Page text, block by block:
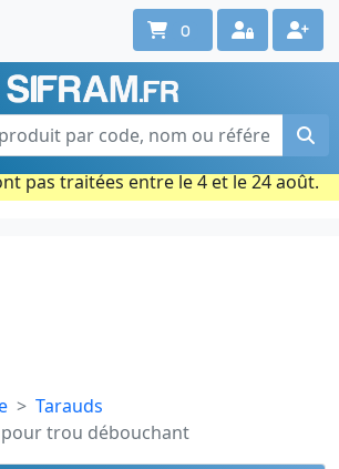
question ? Un conseil ?
nous au 02 40 92 17 71
du lun. au vend. de 08h à 18h
: Les commandes prises par carte
pas traitées entre le 4 et le 24 août.
0
Tarauds
pour trou débouchant